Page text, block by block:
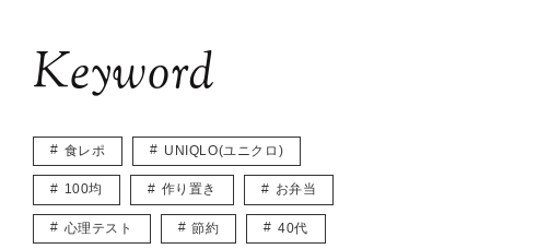
Keyword
食レポ UNIQLO(ユニクロ)
100均 作り置き お弁当
心理テスト 節約 40代